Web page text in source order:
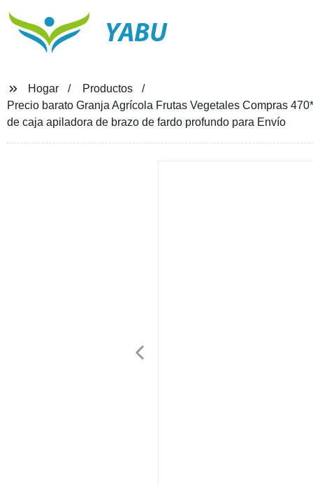
YABU
Hogar
Productos
Precio barato Granja Agrícola Frutas Vegetales Compras
de caja apiladora de brazo de fardo profundo para Envío